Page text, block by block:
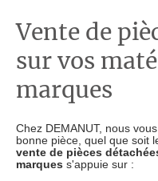
Vente de
sur vos
marques
Chez DEMANUT, nous
bonne pièce, quel que soit
vente de pièces
marques s'appuie sur :